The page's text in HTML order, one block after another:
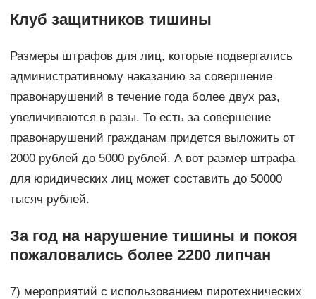
Клуб защитников тишины
Размеры штрафов для лиц, которые подвергались
административному наказанию за совершение
правонарушений в течение года более двух раз,
увеличиваются в разы. То есть за совершение
правонарушений гражданам придется выложить от
2000 рублей до 5000 рублей. А вот размер штрафа
для юридических лиц может составить до 50000
тысяч рублей.
За год на нарушение тишины и покоя
пожаловались более 2200 липчан
7) мероприятий с использованием пиротехнических